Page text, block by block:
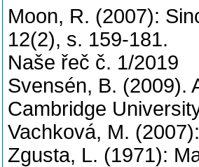
Moon, R. (2007):
12(2), s. 159-181.
Naše řeč č. 1/2019
Svensén, B. (2009).
Cambridge
Vachková, M.
Zgusta, L. (1971):